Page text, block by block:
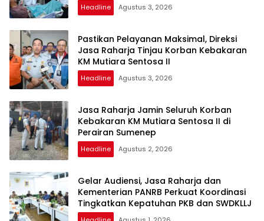
Headline Agustus 3, 2026
Pastikan Pelayanan Maksimal, Direksi
Jasa Raharja Tinjau Korban Kebakaran
KM Mutiara Sentosa II
Headline Agustus 3, 2026
Jasa Raharja Jamin Seluruh Korban
Kebakaran KM Mutiara Sentosa II di
Perairan Sumenep
Headline Agustus 2, 2026
Gelar Audiensi, Jasa Raharja dan
Kementerian PANRB Perkuat Koordinasi
Tingkatkan Kepatuhan PKB dan SWDKLLJ